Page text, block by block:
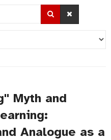
Myth and
Analogue as a